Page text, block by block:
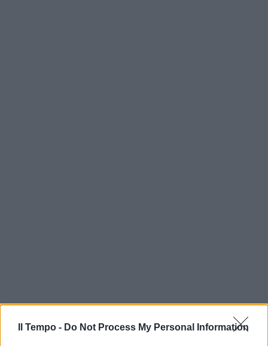
Il Tempo - Do Not Process My Personal Information
In evidenza